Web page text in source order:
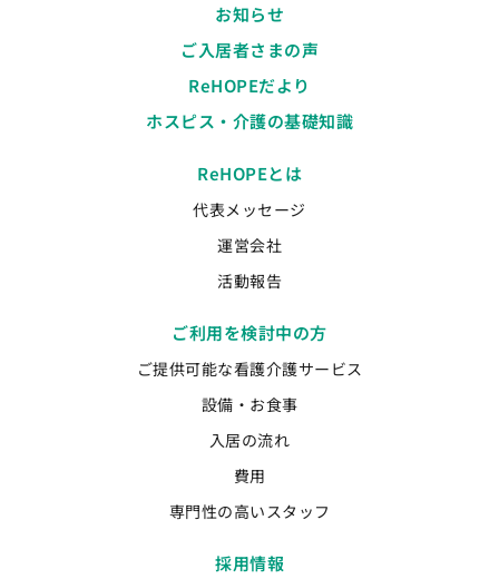
お知らせ
ご入居者さまの声
ReHOPEだより
ホスピス・介護の基礎知識
ReHOPEとは
代表メッセージ
運営会社
活動報告
ご利用を検討中の方
ご提供可能な看護介護サービス
設備・お食事
入居の流れ
費用
専門性の高いスタッフ
採用情報